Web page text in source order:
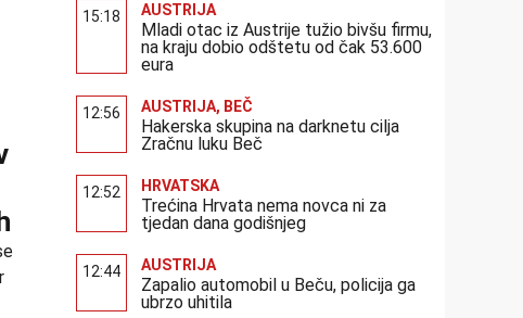
15:18 AUSTRIJA
Mladi otac iz Austrije tužio bivšu firmu,
na kraju dobio odštetu od čak 53.600
eura
12:56 AUSTRIJA, BEČ
Hakerska skupina na darknetu cilja
Zračnu luku Beč
12:52 HRVATSKA
Trećina Hrvata nema novca ni za
tjedan dana godišnjeg
12:44 AUSTRIJA
Zapalio automobil u Beču, policija ga
ubrzo uhitila